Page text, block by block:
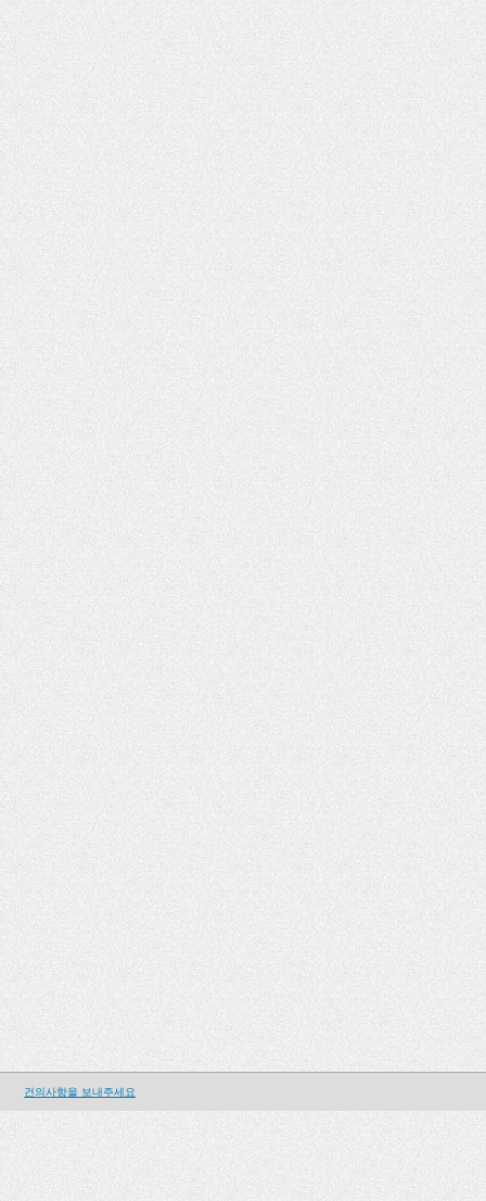
건의사항을 보내주세요